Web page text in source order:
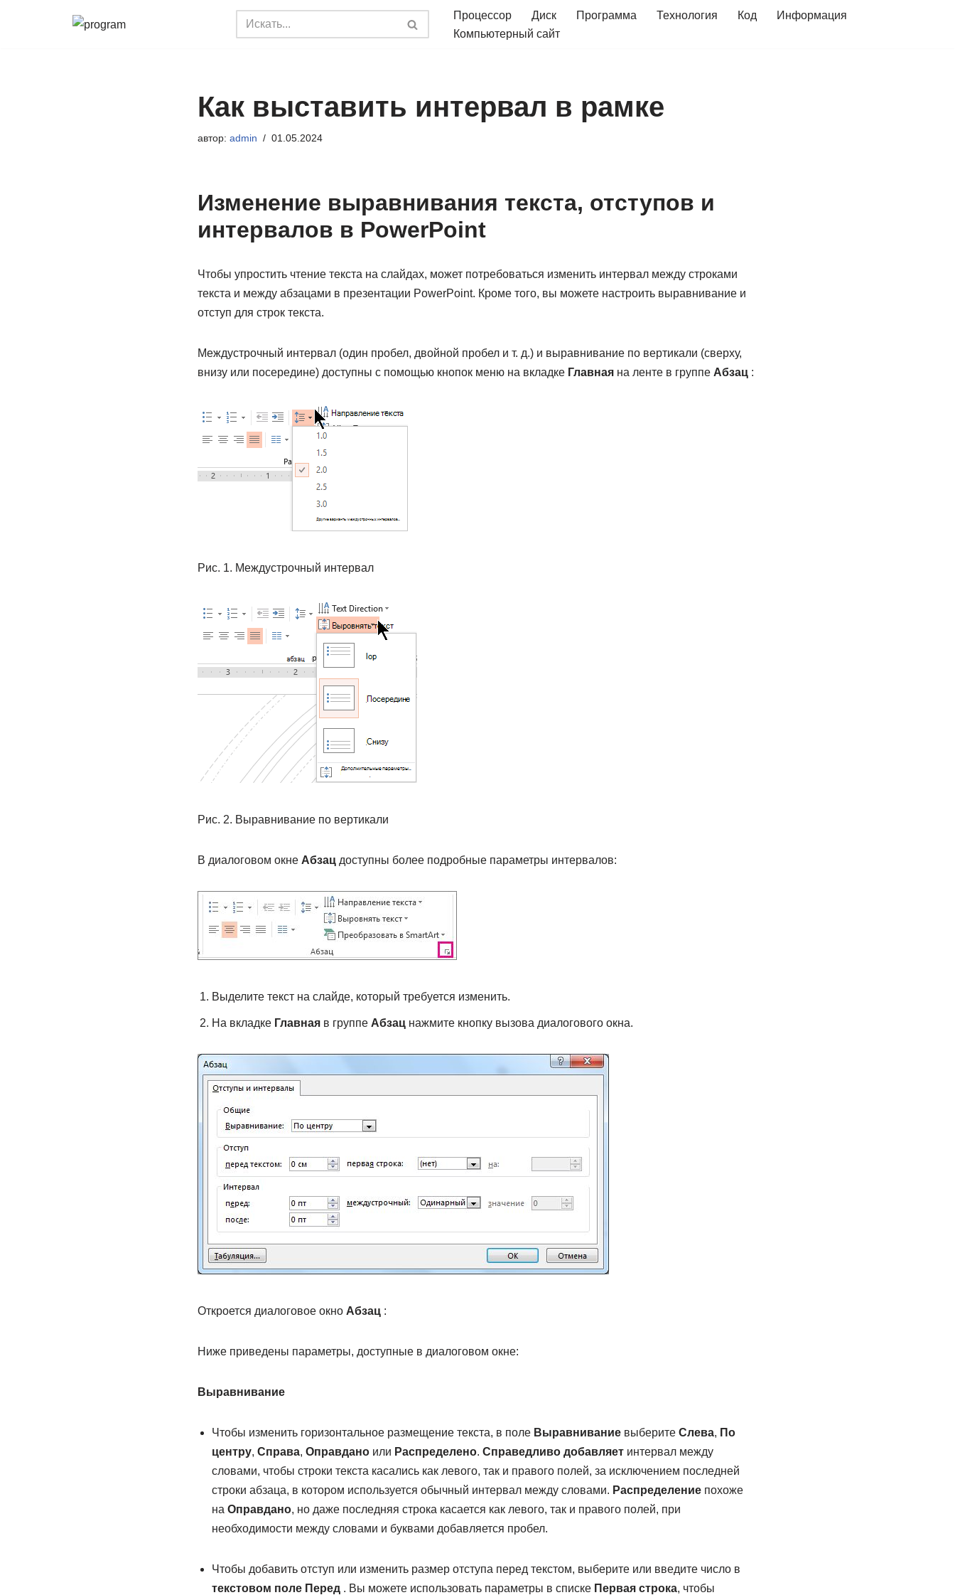
Процессор Диск Программа Технология Код
Информация
Компьютерный сайт
Как выставить интервал в рамке
автор: admin 01.05.2024
Изменение выравнивания текста, отступов и
интервалов в PowerPoint
Чтобы упростить чтение текста на слайдах, может потребоваться изменить интервал между строками
текста и между абзацами в презентации PowerPoint. Кроме того, вы можете настроить выравнивание и
отступ для строк текста.
Междустрочный интервал (один пробел, двойной пробел и т. д.) и выравнивание по вертикали (сверху,
внизу или посередине) доступны с помощью кнопок меню на вкладке Главнаяна ленте в группе Абзац:
Рис. 1. Междустрочный интервал
Рис. 2. Выравнивание по вертикали
В диалоговом окне Абзацдоступны более подробные параметры интервалов:
Выделите текст на слайде, который требуется изменить.
На вкладке Главнаяв группе Абзацнажмите кнопку вызова диалогового окна.
Откроется диалоговое окно Абзац:
Ниже приведены параметры, доступные в диалоговом окне:
Выравнивание
Чтобы изменить горизонтальное размещение текста, в поле Выравниваниевыберите Слева, По
центру, Справа, Оправданоили Распределено. Справедливо добавляетинтервал между
словами, чтобы строки текста касались как левого, так и правого полей, за исключением последней
строки абзаца, в котором используется обычный интервал между словами. Распределениепохоже
на Оправдано, но даже последняя строка касается как левого, так и правого полей, при
необходимости между словами и буквами добавляется пробел.
Чтобы добавить отступ или изменить размер отступа перед текстом, выберите или введите число в
текстовом поле Перед. Вы можете использовать параметры в списке Первая строка, чтобы